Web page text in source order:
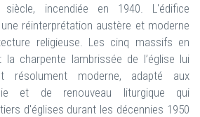
incendiée en 1940. L'édifice
réinterprétation austère et moderne
religieuse. Les cinq massifs en
charpente lambrissée de l’église lui
résolument moderne, adapté aux
et de renouveau liturgique qui
d'églises durant les décennies 1950